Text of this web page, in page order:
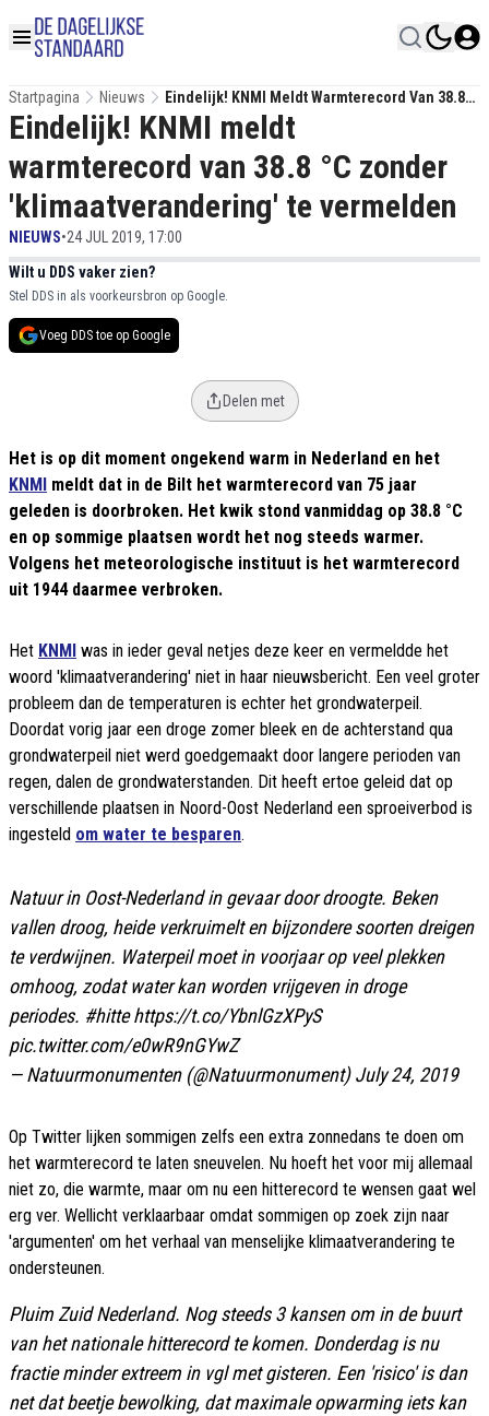
Startpagina Nieuws
Eindelijk! KNMI Meldt Warmterecord Van 38.8
°C Zonder 'klimaatverandering' Te Vermelden
Eindelijk! KNMI meldt
warmterecord van 38.8 °C zonder
'klimaatverandering' te vermelden
NIEUWS•24 JUL 2019, 17:00
Wilt u DDS vaker zien?
Stel DDS in als voorkeursbron op Google.
Voeg DDS toe op Google
Delen met
Het is op dit moment ongekend warm in Nederland en het
KNMI
meldt dat in de Bilt het warmterecord van 75 jaar
geleden is doorbroken. Het kwik stond vanmiddag op 38.8 °C
en op sommige plaatsen wordt het nog steeds warmer.
Volgens het meteorologische instituut is het warmterecord
uit 1944 daarmee verbroken.
Het KNMI was in ieder geval netjes deze keer en vermeldde het
woord 'klimaatverandering' niet in haar nieuwsbericht. Een veel groter
probleem dan de temperaturen is echter het grondwaterpeil.
Doordat vorig jaar een droge zomer bleek en de achterstand qua
grondwaterpeil niet werd goedgemaakt door langere perioden van
regen, dalen de grondwaterstanden. Dit heeft ertoe geleid dat op
verschillende plaatsen in Noord-Oost Nederland een sproeiverbod is
ingesteld om water te besparen.
Natuur in Oost-Nederland in gevaar door droogte. Beken
vallen droog, heide verkruimelt en bijzondere soorten dreigen
te verdwijnen. Waterpeil moet in voorjaar op veel plekken
omhoog, zodat water kan worden vrijgeven in droge
periodes. #hitte https://t.co/YbnlGzXPyS
pic.twitter.com/e0wR9nGYwZ
— Natuurmonumenten (@Natuurmonument)July 24, 2019
Op Twitter lijken sommigen zelfs een extra zonnedans te doen om
het warmterecord te laten sneuvelen. Nu hoeft het voor mij allemaal
niet zo, die warmte, maar om nu een hitterecord te wensen gaat wel
erg ver. Wellicht verklaarbaar omdat sommigen op zoek zijn naar
'argumenten' om het verhaal van menselijke klimaatverandering te
ondersteunen.
Pluim Zuid Nederland. Nog steeds 3 kansen om in de buurt
van het nationale hitterecord te komen. Donderdag is nu
fractie minder extreem in vgl met gisteren. Een 'risico' is dan
net dat beetje bewolking, dat maximale opwarming iets kan